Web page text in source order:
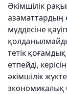
Әкімшілік
азаматтардың
мүддесіне
тетік қоғамдық
етпейді,
әкімшілік
экономикалық